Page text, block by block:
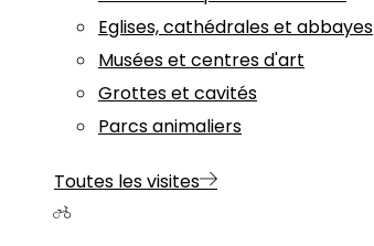
Eglises, cathédrales et abbayes
Musées et centres d'art
Grottes et cavités
Parcs animaliers
Toutes les visites